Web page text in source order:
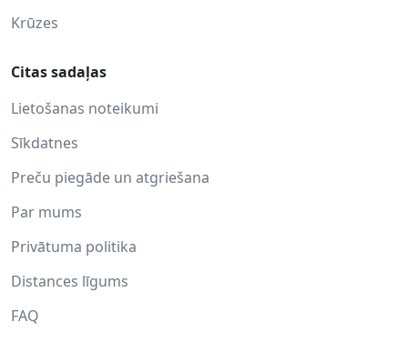
Krūzes
Citas sadaļas
Lietošanas noteikumi
Sīkdatnes
Preču piegāde un atgriešana
Par mums
Privātuma politika
Distances līgums
FAQ